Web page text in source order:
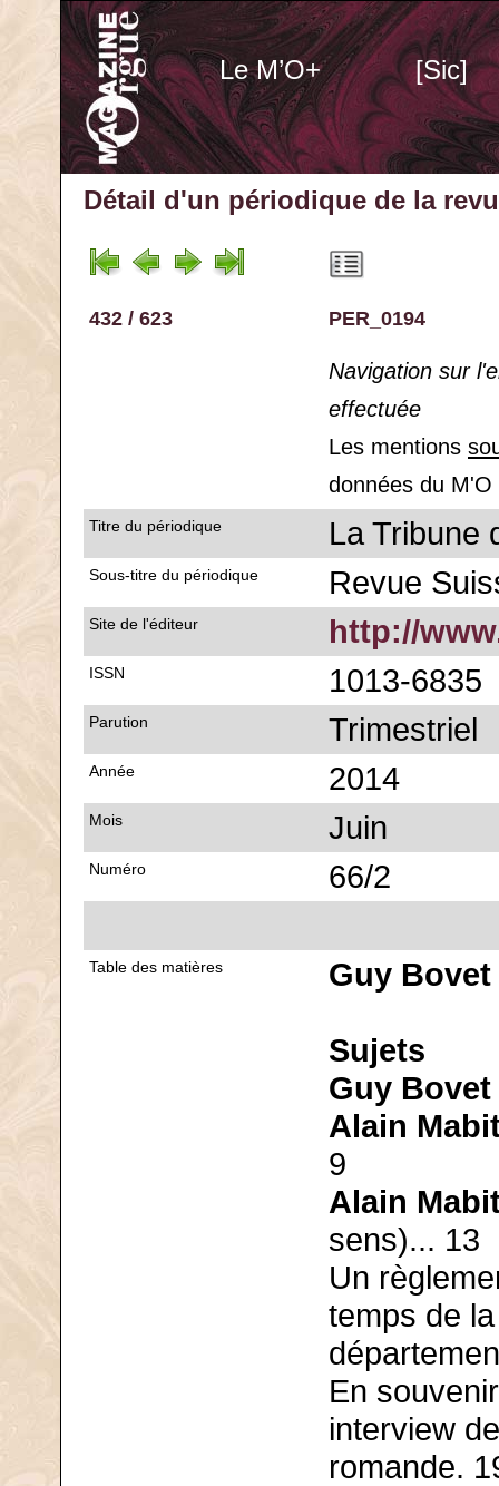
Le M’O+ [Sic]
Détail d'un périodique de la
432 / 623 PER_0194
Navigation sur
effectuée
Les mentions
données du M'O
Titre du périodique La Tribune
Sous-titre du périodique Revue
Site de l'éditeur http://
ISSN 1013-6835
Parution Trimestriel
Année 2014
Mois Juin
Numéro 66/2
Table des matières Guy Bovet
Sujets
Guy Bovet
Alain
9
Alain
sens)... 13
Un
temps de
En
interview
romande.